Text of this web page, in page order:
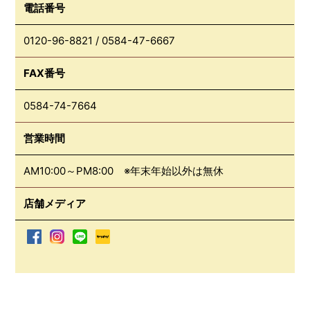
電話番号
0120-96-8821 / 0584-47-6667
FAX番号
0584-74-7664
営業時間
AM10:00～PM8:00 ※年末年始以外は無休
店舗メディア